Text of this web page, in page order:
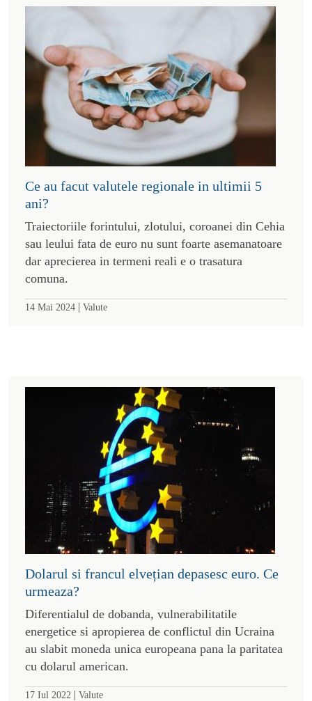
Ce au facut valutele regionale in ultimii 5
ani?
Traiectoriile forintului, zlotului, coroanei din Cehia
sau leului fata de euro nu sunt foarte asemanatoare
dar aprecierea in termeni reali e o trasatura
comuna.
14 Mai 2024 | Valute
Dolarul si francul elvețian depasesc euro. Ce
urmeaza?
Diferentialul de dobanda, vulnerabilitatile
energetice si apropierea de conflictul din Ucraina
au slabit moneda unica europeana pana la paritatea
cu dolarul american.
17 Iul 2022 | Valute